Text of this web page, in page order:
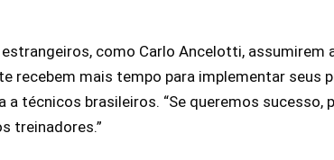
como Carlo Ancelotti, assumirem
recebem mais tempo para implementar seus
a técnicos brasileiros. “Se queremos sucesso,
treinadores.”